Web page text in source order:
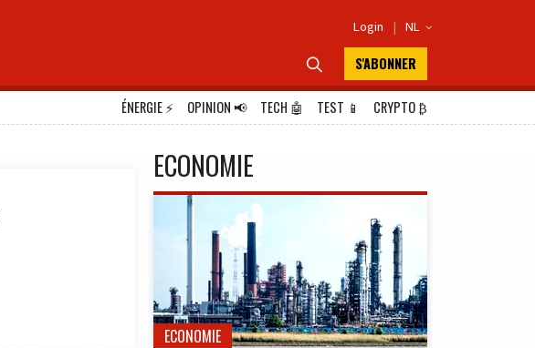
Login | NL 
 S'ABONNER
ÉNERGIE⚡ OPINION📢 TECH 🤖 TEST 📱 CRYPTO₿
ECONOMIE
ECONOMIE